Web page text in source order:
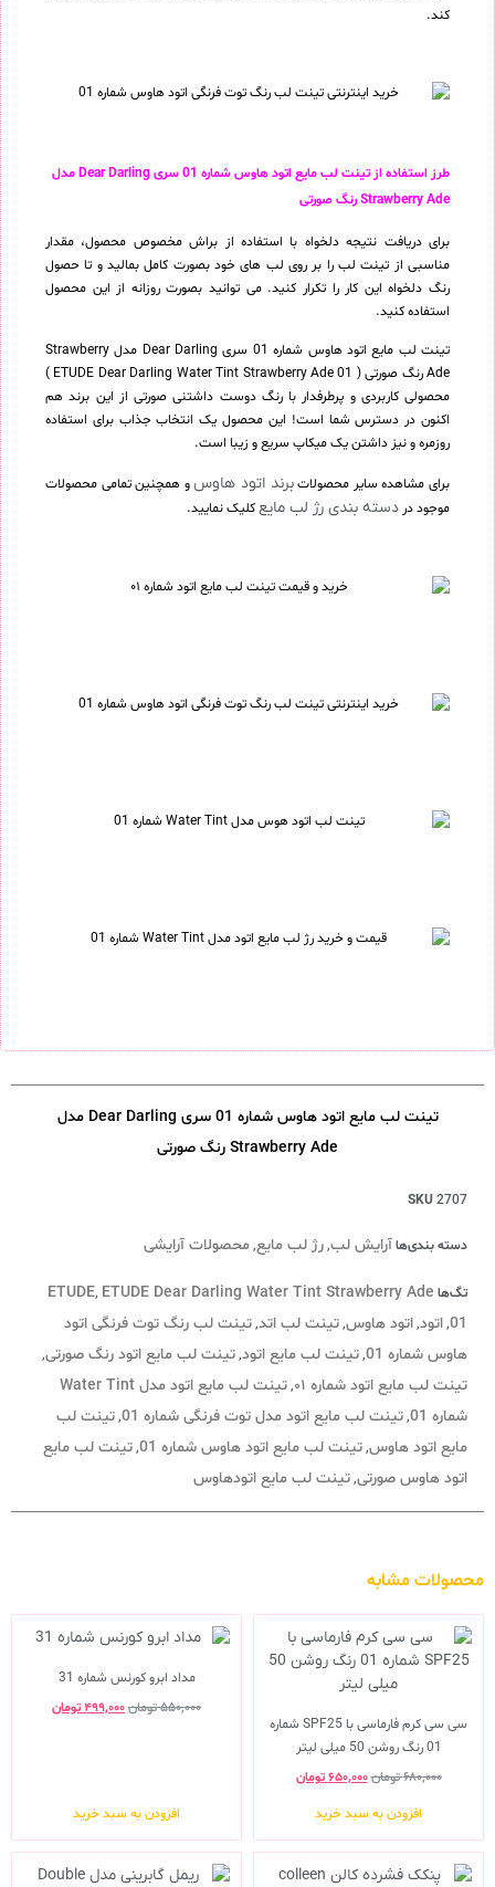
کند.
طرز استفاده از تینت لب مایع اتود هاوس شماره 01 سری Dear Darling مدل
Strawberry Ade رنگ صورتی
برای دریافت نتیجه دلخواه با استفاده از براش مخصوص محصول، مقدار
مناسبی از تینت لب را بر روی لب های خود بصورت کامل بمالید و تا حصول
رنگ دلخواه این کار را تکرار کنید. می توانید بصورت روزانه از این محصول
استفاده کنید.
تینت لب مایع اتود هاوس شماره 01 سری Dear Darling مدل Strawberry
Ade رنگ صورتی ( ETUDE Dear Darling Water Tint Strawberry Ade 01 )
محصولی کاربردی و پرطرفدار با رنگ دوست داشتنی صورتی از این برند هم
اکنون در دسترس شما است! این محصول یک انتخاب جذاب برای استفاده
روزمره و نیز داشتن یک میکاپ سریع و زیبا است.
برای مشاهده سایر محصولاتبرند اتود هاوسو همچنین تمامی محصولات
موجود در دسته بندی رژ لب مایعکلیک نمایید.
تینت لب مایع اتود هاوس شماره 01 سری Dear Darling مدل
Strawberry Ade رنگ صورتی
SKU2707
دسته بندی‌هاآرایش لب,رژ لب مایع,محصولات آرایشی
تگ‌ها ETUDE, ETUDE Dear Darling Water Tint Strawberry Ade
01
,اتود,اتود هاوس,تینت لب اتد,تینت لب رنگ توت فرنگی اتود
هاوس شماره 01
,تینت لب مایع اتود,تینت لب مایع اتود رنگ صورتی,
تینت لب مایع اتود شماره ۰۱ ,
تینت لب مایع اتود مدل Water Tint
شماره 01
,تینت لب مایع اتود مدل توت فرنگی شماره 01 ,تینت لب
مایع اتود هاوس,تینت لب مایع اتود هاوس شماره 01 ,تینت لب مایع
اتود هاوس صورتی,تینت لب مایع اتودهاوس
محصولات مشابه
سی سی کرم فارماسی با SPF25 شماره
01 رنگ روشن 50 میلی لیتر
۶۸۰,۰۰۰تومان۶۵۰,۰۰۰ تومان
افزودن به سبد خرید
مداد ابرو کورنس شماره 31
۵۵۰,۰۰۰تومان۴۹۹,۰۰۰تومان
افزودن به سبد خرید